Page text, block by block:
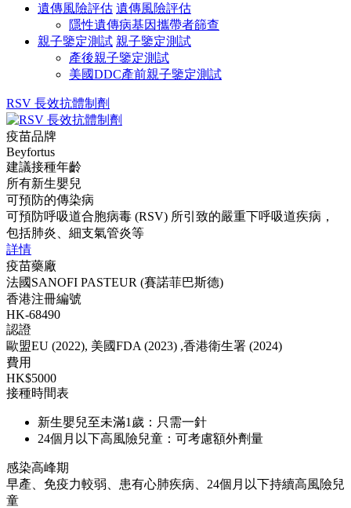
遺傳風險評估 遺傳風險評估
隱性遺傳病基因攜帶者篩查
親子鑒定測試 親子鑒定測試
產後親子鑒定測試
美國DDC產前親子鑒定測試
RSV 長效抗體制劑
疫苗品牌
Beyfortus
建議接種年齡
所有新生嬰兒
可預防的傳染病
可預防呼吸道合胞病毒 (RSV) 所引致的嚴重下呼吸道疾病，
包括肺炎、細支氣管炎等
詳情
疫苗藥廠
法國SANOFI PASTEUR (賽諾菲巴斯德)
香港注冊編號
HK-68490
認證
歐盟EU (2022), 美國FDA (2023) ,香港衛生署 (2024)
費用
HK$5000
接種時間表
新生嬰兒至未滿1歲：只需一針
24個月以下高風險兒童：可考慮額外劑量
感染高峰期
早產、免疫力較弱、患有心肺疾病、24個月以下持續高風險兒
童